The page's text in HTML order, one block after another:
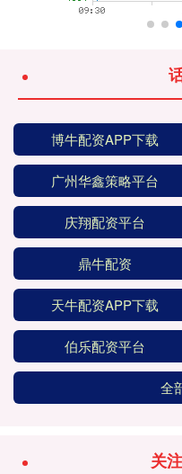
博牛配资APP下载
广州华鑫策略平台
庆翔配资平台
鼎牛配资
天牛配资APP下载
伯乐配资平台
全
关